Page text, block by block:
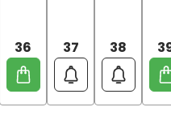
36 37 38